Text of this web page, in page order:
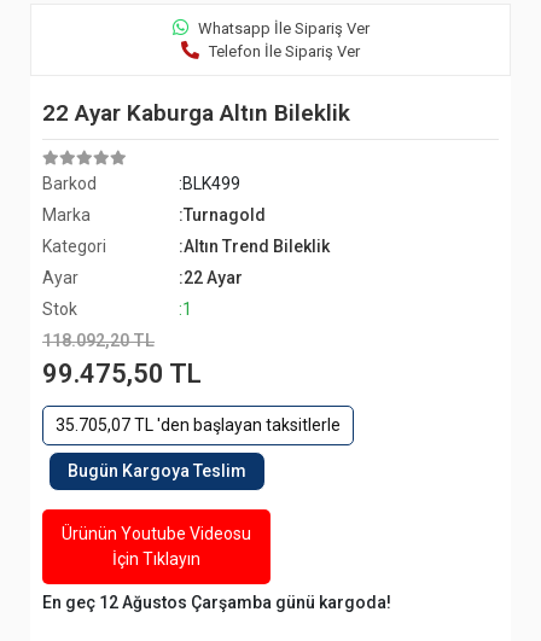
Whatsapp İle Sipariş Ver
Telefon İle Sipariş Ver
22 Ayar Kaburga Altın Bileklik
Barkod
:BLK499
Marka
:Turnagold
Kategori
:Altın Trend Bileklik
Ayar
:22 Ayar
Stok
:1
118.092,20 TL
99.475,50 TL
35.705,07 TL 'den başlayan taksitlerle
Bugün Kargoya Teslim
Ürünün Youtube Videosu
İçin Tıklayın
En geç 12 Ağustos Çarşamba günü kargoda!